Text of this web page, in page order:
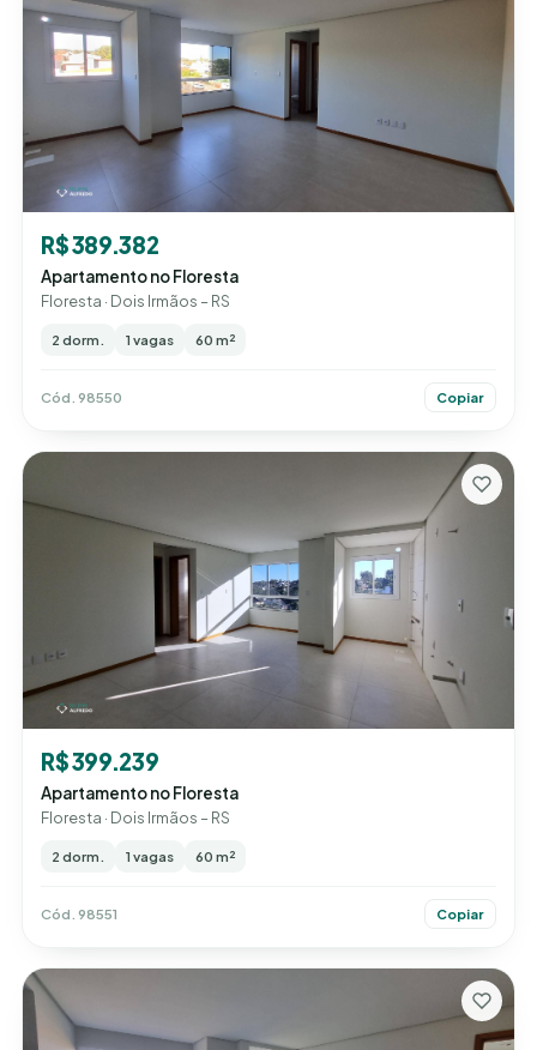
R$ 389.382
Apartamento no Floresta
Floresta · Dois Irmãos – RS
2 dorm. 1 vagas 60 m²
Cód. 98550 Copiar
R$ 399.239
Apartamento no Floresta
Floresta · Dois Irmãos – RS
2 dorm. 1 vagas 60 m²
Cód. 98551 Copiar